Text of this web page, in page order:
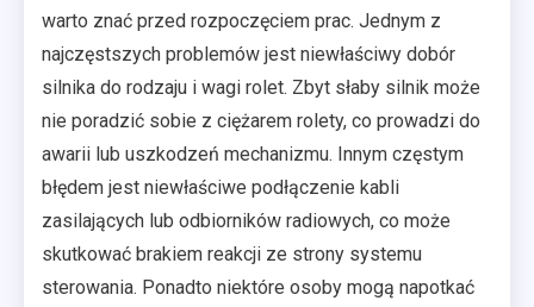
warto znać przed rozpoczęciem prac. Jednym z
najczęstszych problemów jest niewłaściwy dobór
silnika do rodzaju i wagi rolet. Zbyt słaby silnik może
nie poradzić sobie z ciężarem rolety, co prowadzi do
awarii lub uszkodzeń mechanizmu. Innym częstym
błędem jest niewłaściwe podłączenie kabli
zasilających lub odbiorników radiowych, co może
skutkować brakiem reakcji ze strony systemu
sterowania. Ponadto niektóre osoby mogą napotkać